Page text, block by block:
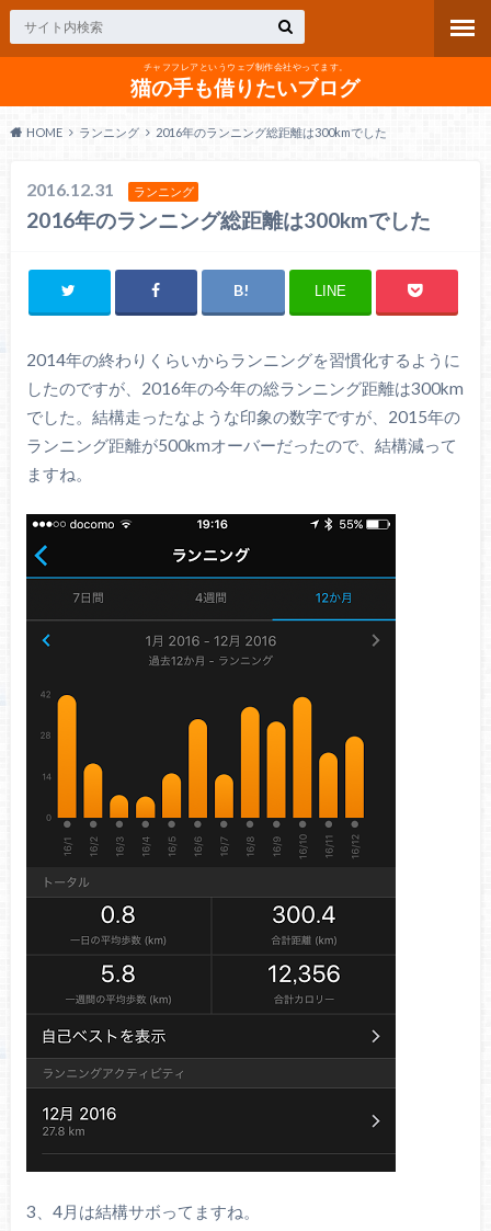
チャフフレアというウェブ制作会社やってます。
猫の手も借りたいブログ
HOME ランニング 2016年のランニング総距離は300kmでした
2016.12.31 ランニング
2016年のランニング総距離は300kmでした
LINE
2014年の終わりくらいからランニングを習慣化するように
したのですが、2016年の今年の総ランニング距離は300km
でした。結構走ったなような印象の数字ですが、2015年の
ランニング距離が500kmオーバーだったので、結構減って
ますね。
3、4月は結構サボってますね。